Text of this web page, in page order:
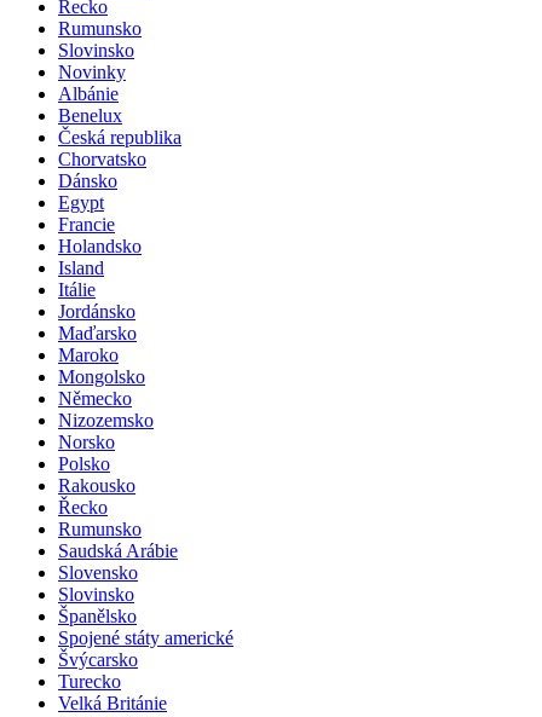
Nizozemsko
Řecko
Rumunsko
Slovinsko
Novinky
Albánie
Benelux
Česká republika
Chorvatsko
Dánsko
Egypt
Francie
Holandsko
Island
Itálie
Jordánsko
Maďarsko
Maroko
Mongolsko
Německo
Nizozemsko
Norsko
Polsko
Rakousko
Řecko
Rumunsko
Saudská Arábie
Slovensko
Slovinsko
Španělsko
Spojené státy americké
Švýcarsko
Turecko